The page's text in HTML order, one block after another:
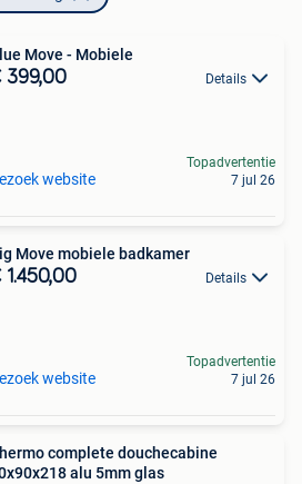
Move - Mobiele
399,00 Details
website
Topadvertentie
7 jul 26
Move mobiele badkamer
1.450,00 Details
website
Topadvertentie
7 jul 26
complete douchecabine
90x90x218 alu 5mm glas